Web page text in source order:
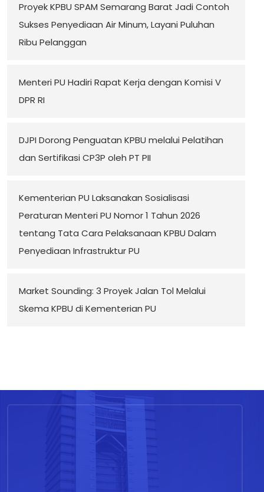
Proyek KPBU SPAM Semarang Barat Jadi Contoh
Sukses Penyediaan Air Minum, Layani Puluhan
Ribu Pelanggan
Menteri PU Hadiri Rapat Kerja dengan Komisi V
DPR RI
DJPI Dorong Penguatan KPBU melalui Pelatihan
dan Sertifikasi CP3P oleh PT PII
Kementerian PU Laksanakan Sosialisasi
Peraturan Menteri PU Nomor 1 Tahun 2026
tentang Tata Cara Pelaksanaan KPBU Dalam
Penyediaan Infrastruktur PU
Market Sounding: 3 Proyek Jalan Tol Melalui
Skema KPBU di Kementerian PU